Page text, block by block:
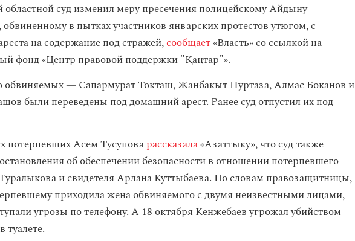
суд изменил меру пресечения полицейскому Айдыну
в пытках участников январских протестов утюгом, с
на содержание под стражей,сообщает«Власть» со ссылкой на
фонд «Центр правовой поддержки "Қаңтар"».
обвиняемых — Сапармурат Токташ, Жанбакыт Нуртаза, Алмас Боканов и
были переведены под домашний арест. Ранее суд отпустил их под
потерпевших Асем Тусуповарассказала«Азаттыку», что суд также
об обеспечении безопасности в отношении потерпевшего
и свидетеля Арлана Куттыбаева. По словам правозащитницы,
приходила жена обвиняемого с двумя неизвестными лицами,
угрозы по телефону. А 18 октября Кенжебаев угрожал убийством
туалете.